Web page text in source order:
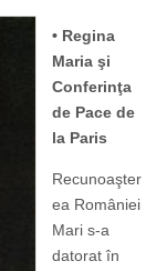
• Regina
Maria şi
Conferinţa
de Pace de
la Paris
Recunoaşter
ea României
Mari s-a
datorat în